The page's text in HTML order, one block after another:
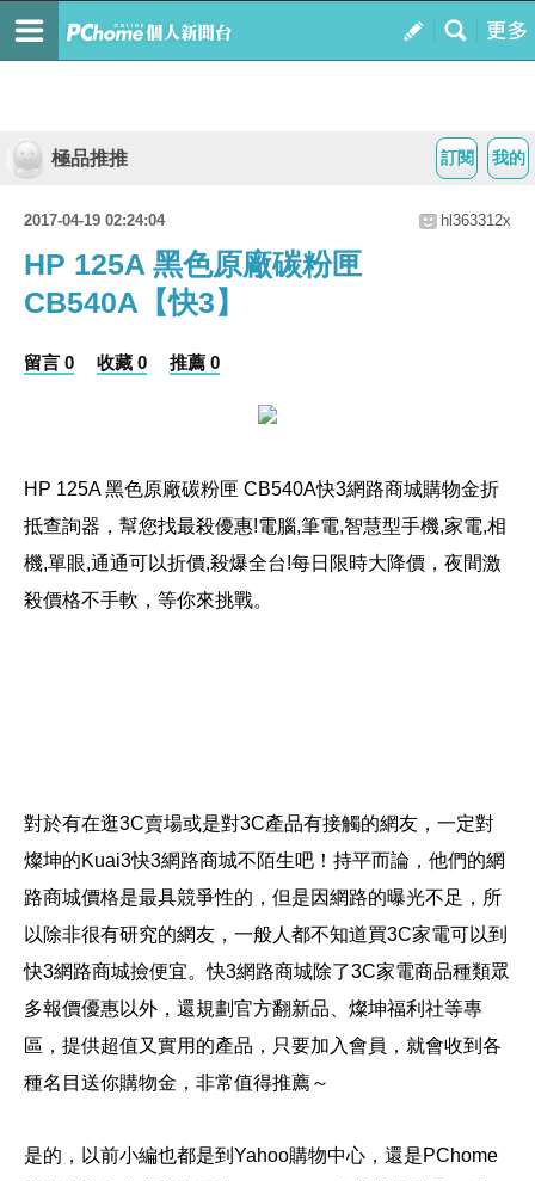
我的
訂閱
極品推推
2017-04-19 02:24:04 hl363312x
HP 125A 黑色原廠碳粉匣
CB540A【快3】
留言 0 收藏 0 推薦 0
HP 125A 黑色原廠碳粉匣 CB540A快3網路商城購物金折
抵查詢器，幫您找最殺優惠!電腦,筆電,智慧型手機,家電,相
機,單眼,通通可以折價,殺爆全台!每日限時大降價，夜間激
殺價格不手軟，等你來挑戰。
對於有在逛3C賣場或是對3C產品有接觸的網友，一定對
燦坤的Kuai3快3網路商城不陌生吧！持平而論，他們的網
路商城價格是最具競爭性的，但是因網路的曝光不足，所
以除非很有研究的網友，一般人都不知道買3C家電可以到
快3網路商城撿便宜。快3網路商城除了3C家電商品種類眾
多報價優惠以外，還規劃官方翻新品、燦坤福利社等專
區，提供超值又實用的產品，只要加入會員，就會收到各
種名目送你購物金，非常值得推薦～
是的，以前小編也都是到Yahoo購物中心，還是PChome